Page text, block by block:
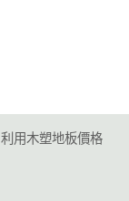
利用木塑地板價格